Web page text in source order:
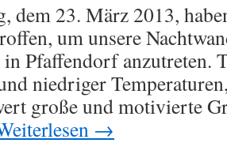
dem 23. März 2013,
um unsere
Pfaffendorf anzutreten.
niedriger
große und motivierte
→